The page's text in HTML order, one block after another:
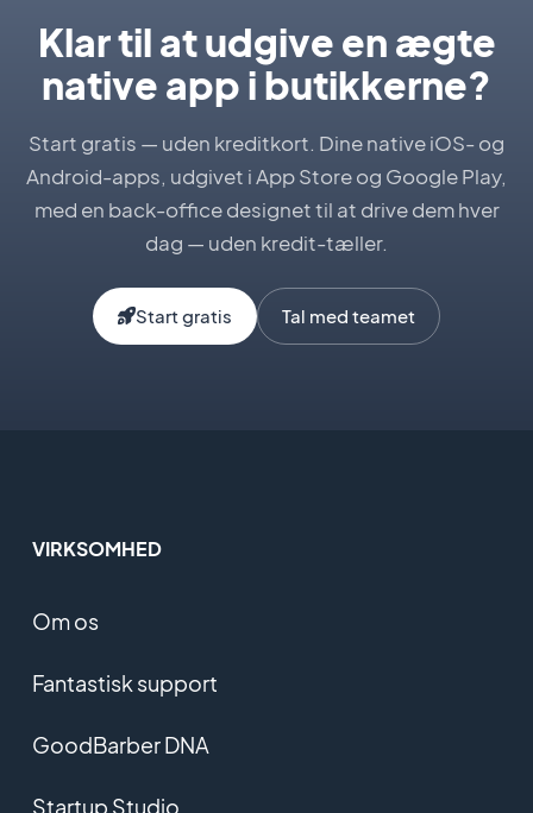
Klar til at udgive en ægte
native app i butikkerne?
Start gratis — uden kreditkort. Dine native iOS- og
Android-apps, udgivet i App Store og Google Play,
med en back-office designet til at drive dem hver
dag — uden kredit-tæller.
Start gratis Tal med teamet
VIRKSOMHED
Om os
Fantastisk support
GoodBarber DNA
Startup Studio